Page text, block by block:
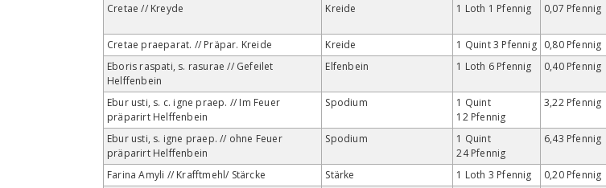
Cretae // Kreyde Kreide 1 Loth 1 Pfennig 0,07 Pfennig
Cretae praeparat. // Präpar. Kreide
Kreide 1 Quint 3 Pfennig 0,80 Pfennig
Eboris raspati, s. rasurae // Gefeilet
Helffenbein
Elfenbein 1 Loth 6 Pfennig 0,40 Pfennig
Ebur usti, s. c. igne praep. // Im Feuer
präparirt Helffenbein
Spodium
1 Quint
12 Pfennig
3,22 Pfennig
Ebur usti, s. igne praep. // ohne Feuer
präparirt Helffenbein
Spodium
1 Quint
24 Pfennig
6,43 Pfennig
Farina Amyli // Krafftmehl/ Stärcke Stärke 1 Loth 3 Pfennig 0,20 Pfennig